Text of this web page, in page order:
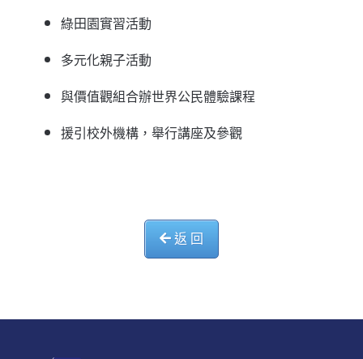
綠田園實習活動
多元化親子活動
與價值觀組合辦世界公民體驗課程
援引校外機構，舉行講座及參觀
返 回